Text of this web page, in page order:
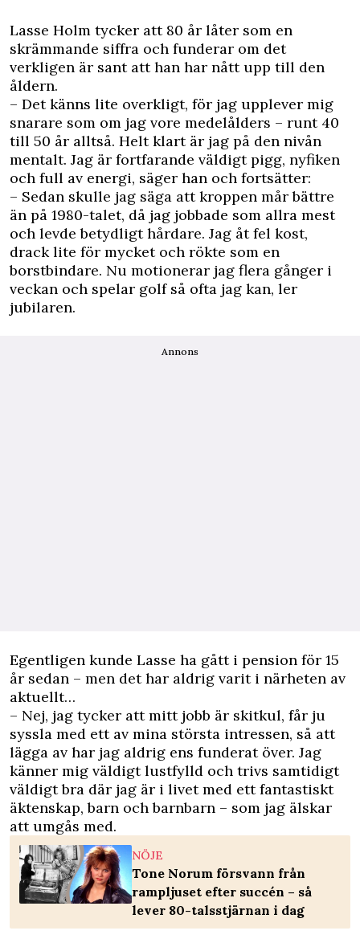
Lasse Holm tycker att 80 år låter som en
skrämmande siffra och funderar om det
verkligen är sant att han har nått upp till den
åldern.
– Det känns lite overkligt, för jag upplever mig
snarare som om jag vore medelålders – runt 40
till 50 år alltså. Helt klart är jag på den nivån
mentalt. Jag är fortfarande väldigt pigg, nyfiken
och full av energi, säger han och fortsätter:
– Sedan skulle jag säga att kroppen mår bättre
än på 1980-talet, då jag jobbade som allra mest
och levde betydligt hårdare. Jag åt fel kost,
drack lite för mycket och rökte som en
borstbindare. Nu motionerar jag flera gånger i
veckan och spelar golf så ofta jag kan, ler
jubilaren.
Annons
Egentligen kunde Lasse ha gått i pension för 15
år sedan – men det har aldrig varit i närheten av
aktuellt…
– Nej, jag tycker att mitt jobb är skitkul, får ju
syssla med ett av mina största intressen, så att
lägga av har jag aldrig ens funderat över. Jag
känner mig väldigt lustfylld och trivs samtidigt
väldigt bra där jag är i livet med ett fantastiskt
äktenskap, barn och barnbarn – som jag älskar
att umgås med.
NÖJE
Tone Norum försvann från
rampljuset efter succén – så
lever 80-talsstjärnan i dag